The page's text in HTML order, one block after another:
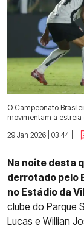
O Campeonato
movimentam a estreia
29 Jan 2026 | 03:44 |
Na noite desta
derrotado pelo
no Estádio da
clube do Parque
Lucas e Willian